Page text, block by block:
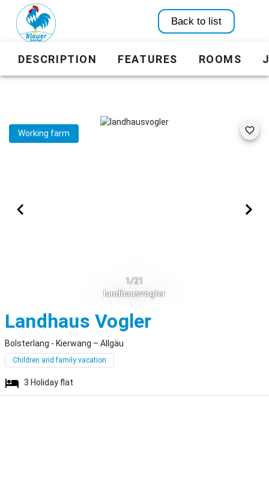
Back to list
DESCRIPTION FEATURES ROOMS
Working farm
1/21
landhausvogler
Landhaus VoglerBolsterlang
Bolsterlang - Kierwang – Allgäu
Children and family vacation
3 Holiday flat